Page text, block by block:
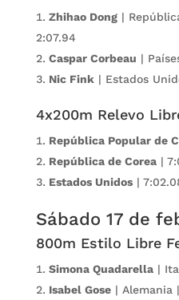
Zhihao Dong|
2:07.94
Caspar Corbeau |
Nic Fink| Estados
4x200m Relevo
República Popular de
República de Corea|
Estados Unidos|
Sábado 17 de
800m Estilo Libre
Simona Quadarella|
Isabel Gose| Alemania |